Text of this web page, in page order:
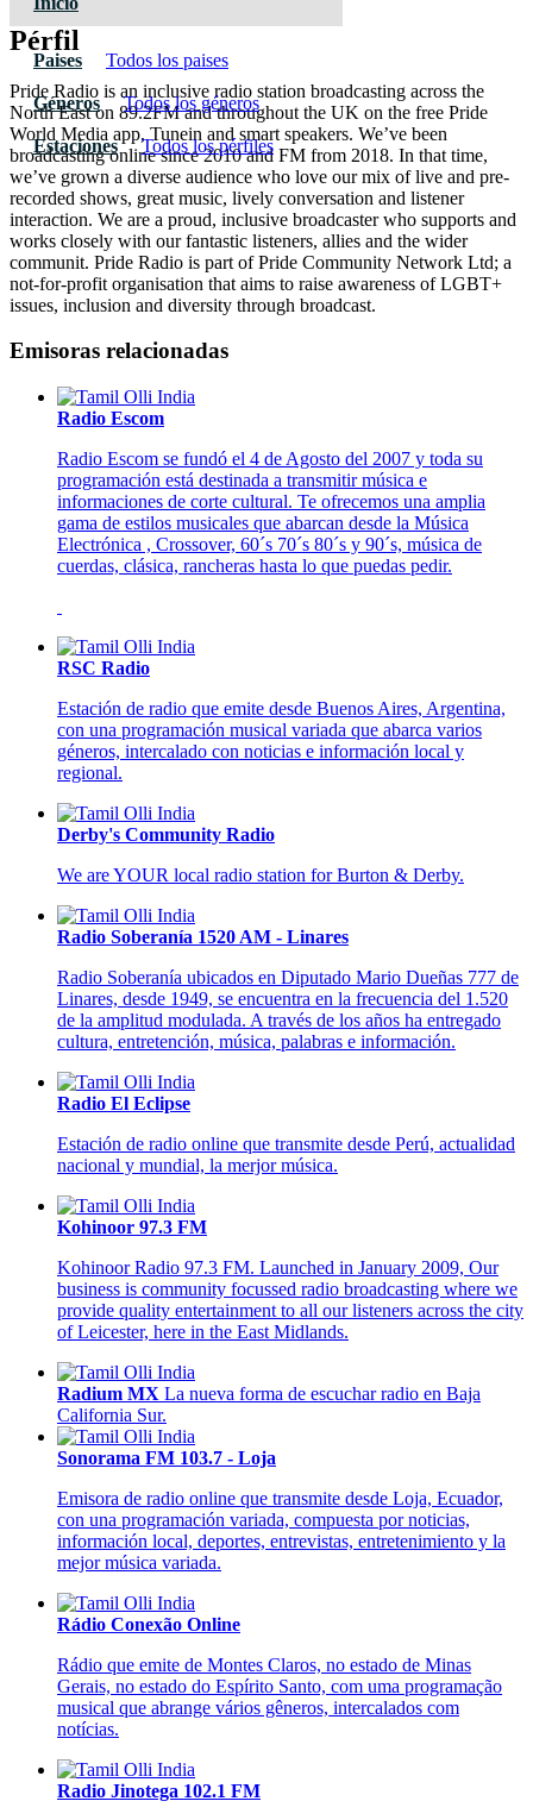
Paises Todos los paises
Géneros Todos los géneros
Estaciones Todos los pérfiles
Pérfil
Pride Radio is an inclusive radio station broadcasting across the
North East on 89.2FM and throughout the UK on the free Pride
World Media app, Tunein and smart speakers. We’ve been
broadcasting online since 2010 and FM from 2018. In that time,
we’ve grown a diverse audience who love our mix of live and pre-
recorded shows, great music, lively conversation and listener
interaction. We are a proud, inclusive broadcaster who supports and
works closely with our fantastic listeners, allies and the wider
communit. Pride Radio is part of Pride Community Network Ltd; a
not-for-profit organisation that aims to raise awareness of LGBT+
issues, inclusion and diversity through broadcast.
Emisoras relacionadas
Radio Escom
Radio Escom se fundó el 4 de Agosto del 2007 y toda su
programación está destinada a transmitir música e
informaciones de corte cultural. Te ofrecemos una amplia
gama de estilos musicales que abarcan desde la Música
Electrónica , Crossover, 60´s 70´s 80´s y 90´s, música de
cuerdas, clásica, rancheras hasta lo que puedas pedir.
RSC Radio
Estación de radio que emite desde Buenos Aires, Argentina,
con una programación musical variada que abarca varios
géneros, intercalado con noticias e información local y
regional.
Derby's Community Radio
We are YOUR local radio station for Burton & Derby.
Radio Soberanía 1520 AM - Linares
Radio Soberanía ubicados en Diputado Mario Dueñas 777 de
Linares, desde 1949, se encuentra en la frecuencia del 1.520
de la amplitud modulada. A través de los años ha entregado
cultura, entretención, música, palabras e información.
Radio El Eclipse
Estación de radio online que transmite desde Perú, actualidad
nacional y mundial, la merjor música.
Kohinoor 97.3 FM
Kohinoor Radio 97.3 FM. Launched in January 2009, Our
business is community focussed radio broadcasting where we
provide quality entertainment to all our listeners across the city
of Leicester, here in the East Midlands.
Radium MX La nueva forma de escuchar radio en Baja
California Sur.
Sonorama FM 103.7 - Loja
Emisora de radio online que transmite desde Loja, Ecuador,
con una programación variada, compuesta por noticias,
información local, deportes, entrevistas, entretenimiento y la
mejor música variada.
Rádio Conexão Online
Rádio que emite de Montes Claros, no estado de Minas
Gerais, no estado do Espírito Santo, com uma programação
musical que abrange vários gêneros, intercalados com
notícias.
Radio Jinotega 102.1 FM